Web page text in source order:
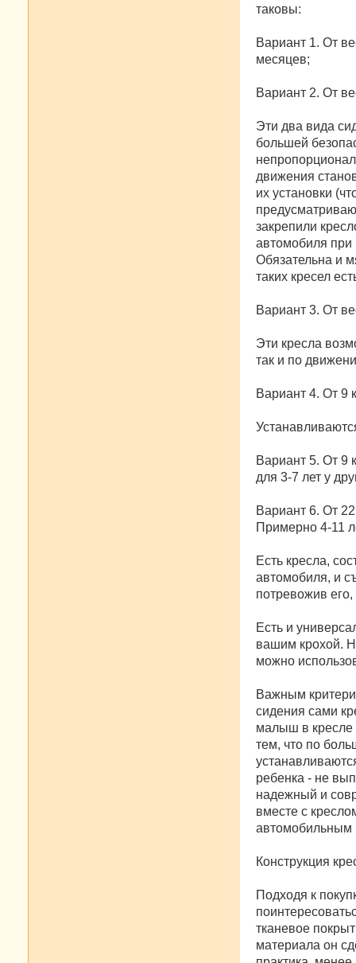
таковы:
Вариант 1. От
месяцев;
Вариант 2. От
Эти два вида
большей
движения
их установки
закрепили
автомобиля при
Обязательна и
таких кресел
Вариант 3. От
Эти кресла
так и по
Вариант 4. От 9
Вариант 5. От 9
для 3-7 лет у
Вариант 6. От 22
Примерно 4-11
Есть кресла,
автомобиля, и
потревожив
Есть и
вашим крохой.
можно
Важным
сидения сами
малыш в кресле
тем, что по
ребенка - не
надежный и
вместе с
автомобильным
Конструкция
Подходя к
тканевое
материала он